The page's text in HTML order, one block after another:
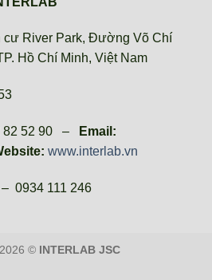
cư River Park, Đường Võ Chí
Hồ Chí Minh, Việt Nam
82 52 90 –
Email:
www.interlab.vn
0934 111 246
© INTERLAB JSC